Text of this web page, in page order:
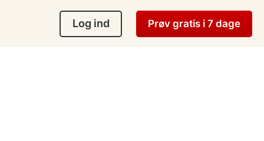
Log ind Prøv gratis i 7 dage